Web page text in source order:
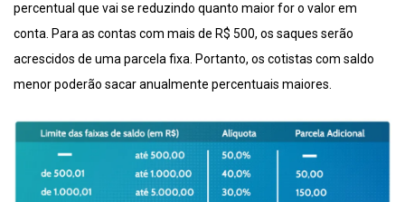
percentual que vai se reduzindo quanto maior for o valor em
conta. Para as contas com mais de R$ 500, os saques serão
acrescidos de uma parcela fixa. Portanto, os cotistas com saldo
menor poderão sacar anualmente percentuais maiores.